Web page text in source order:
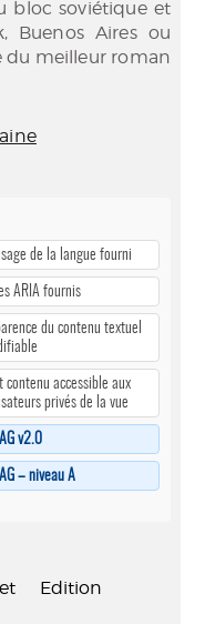
bloc soviétique et
Buenos Aires ou
du meilleur roman
de la langue fourni
ARIA fournis
du contenu textuel
contenu accessible aux
privés de la vue
v2.0
– niveau A
Edition